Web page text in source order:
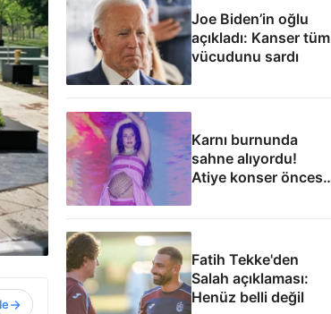
Joe Biden’in oğlu
açıkladı: Kanser tüm
vücudunu sardı
Karnı burnunda
sahne alıyordu!
Atiye konser öncesi
Fatih Tekke'den
Salah açıklaması:
Henüz belli değil